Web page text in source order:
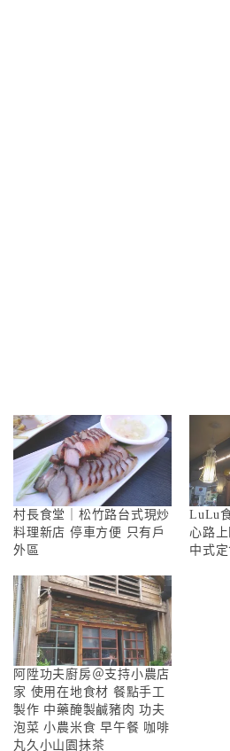
村長食堂｜松竹路台式現炒
料理新店 停車方便 只有戶
外區
LuLu
心路
中式
阿陞功夫廚房＠支持小農店
家 使用在地食材 餐點手工
製作 中藥醃製鹹豬肉 功夫
泡菜 小農米食 早午餐 咖啡
丸久小山園抹茶